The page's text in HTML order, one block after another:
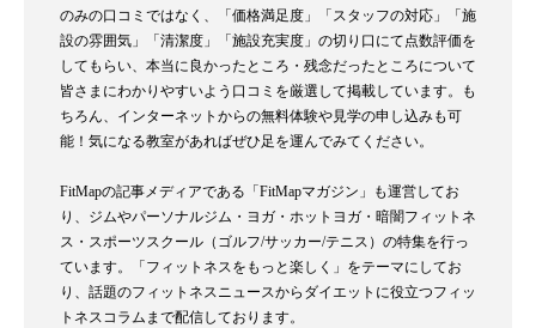
のみの口コミではなく、「価格満足度」「スタッフの対応」「施
設の雰囲気」「清潔度」「施設充実度」の切り口にて点数評価を
してもらい、本当に良かったところ・残念だったところについて
皆さまにわかりやすいよう口コミを厳選して掲載しています。も
ちろん、インターネットからの無料体験や見学の申し込みも可
能！気になる教室があればぜひ足を運んでみてください。
FitMapの記事メディアである「FitMapマガジン」も運営してお
り、ジムやパーソナルジム・ヨガ・ホットヨガ・暗闇フィットネ
ス・スポーツスクール（ゴルフ/サッカー/テニス）の特集を行っ
ています。「フィットネスをもっと楽しく」をテーマにしてお
り、話題のフィットネスニュースからダイエットに役立つフィッ
トネスコラムまで配信しております。